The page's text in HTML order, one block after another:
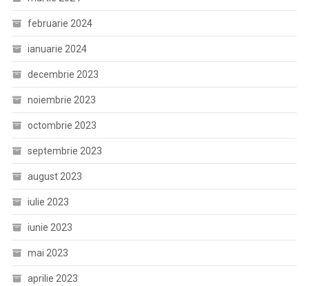
februarie 2024
ianuarie 2024
decembrie 2023
noiembrie 2023
octombrie 2023
septembrie 2023
august 2023
iulie 2023
iunie 2023
mai 2023
aprilie 2023